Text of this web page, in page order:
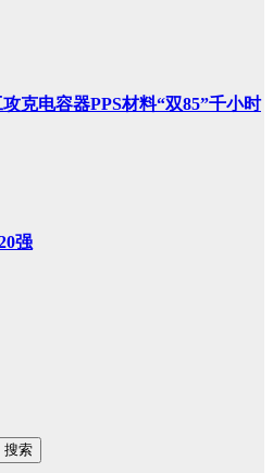
克电容器PPS材料“双85”千小时
强
搜索